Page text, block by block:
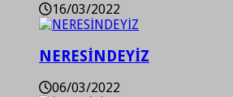
16/03/2022
NERESİNDEYİZ
06/03/2022